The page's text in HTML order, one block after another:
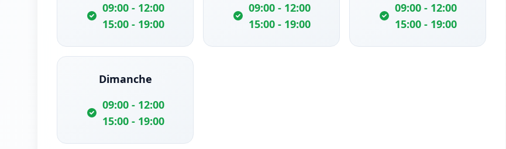
09:00 - 12:00
15:00 - 19:00
09:00 - 12:00
15:00 - 19:00
09:00 - 12:00
15:00 - 19:00
Dimanche
09:00 - 12:00
15:00 - 19:00